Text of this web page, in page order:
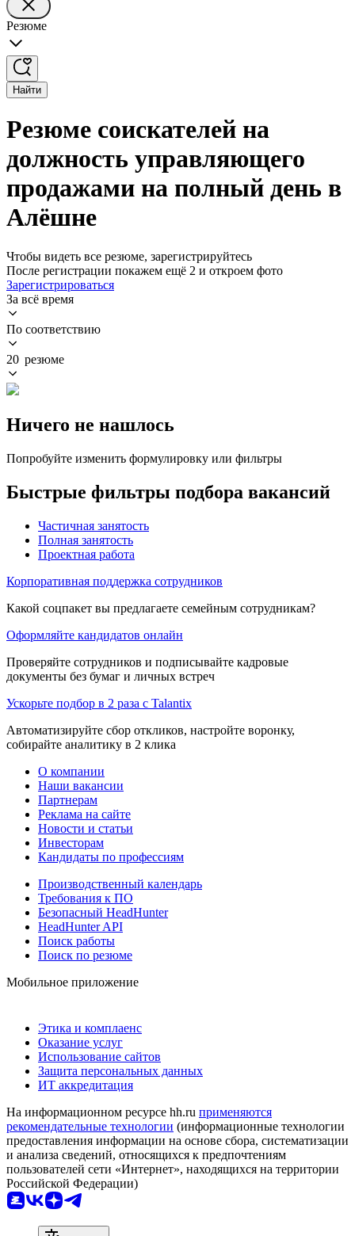
Резюме
Найти
Резюме соискателей на
должность управляющего
продажами на полный день в
Алёшне
Чтобы видеть все резюме, зарегистрируйтесь
После регистрации покажем ещё 2 и откроем фото
Зарегистрироваться
За всё время
По соответствию
20 резюме
Ничего не нашлось
Попробуйте изменить формулировку или фильтры
Быстрые фильтры подбора вакансий
Частичная занятость
Полная занятость
Проектная работа
Корпоративная поддержка сотрудников
Какой соцпакет вы предлагаете семейным сотрудникам?
Оформляйте кандидатов онлайн
Проверяйте сотрудников и подписывайте кадровые
документы без бумаг и личных встреч
Ускорьте подбор в 2 раза с Talantix
Автоматизируйте сбор откликов, настройте воронку,
собирайте аналитику в 2 клика
О компании
Наши вакансии
Партнерам
Реклама на сайте
Новости и статьи
Инвесторам
Кандидаты по профессиям
Производственный календарь
Требования к ПО
Безопасный HeadHunter
HeadHunter API
Поиск работы
Поиск по резюме
Мобильное приложение
Этика и комплаенс
Оказание услуг
Использование сайтов
Защита персональных данных
ИТ аккредитация
На информационном ресурсе hh.ru применяются
рекомендательные технологии (информационные технологии
предоставления информации на основе сбора, систематизации
и анализа сведений, относящихся к предпочтениям
пользователей сети «Интернет», находящихся на территории
Российской Федерации)